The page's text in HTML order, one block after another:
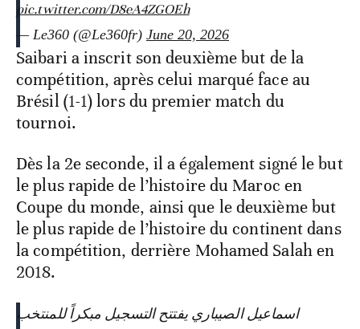
pic.twitter.com/D8eA4ZGOEh
— Le360 (@Le360fr) June 20, 2026
Saibari a inscrit son deuxième but de la
compétition, après celui marqué face au
Brésil (1-1) lors du premier match du
tournoi.
Dès la 2e seconde, il a également signé le but
le plus rapide de l’histoire du Maroc en
Coupe du monde, ainsi que le deuxième but
le plus rapide de l’histoire du continent dans
la compétition, derrière Mohamed Salah en
2018.
اسماعيل الصيباري يفتتح التسجيل مبكراً للمنتخب